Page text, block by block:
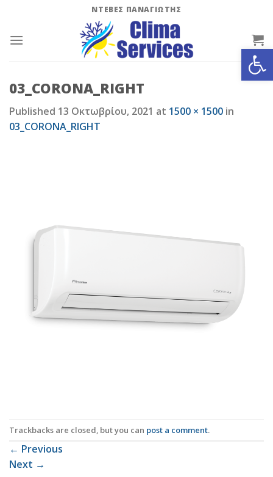
content
ΝΤΕΒΕΣ ΠΑΝΑΓΙΩΤΗΣ
03_CORONA_RIGHT
Published 13 Οκτωβρίου, 2021 at 1500 × 1500 in
03_CORONA_RIGHT
Trackbacks are closed, but you can post a comment.
← Previous
Next →